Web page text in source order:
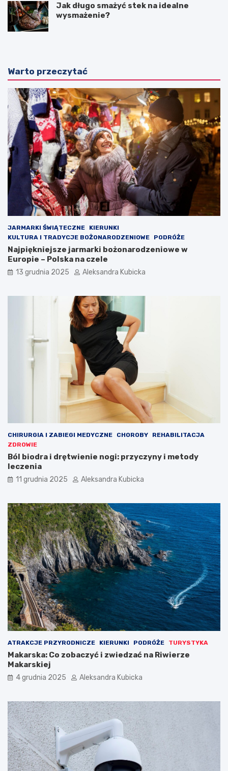
Jak długo smażyć stek na idealne
wysmażenie?
Warto przeczytać
JARMARKI ŚWIĄTECZNE
KIERUNKI
KULTURA I TRADYCJE BOŻONARODZENIOWE
PODRÓŻE
Najpiękniejsze jarmarki bożonarodzeniowe w
Europie – Polska na czele
13 grudnia 2025 Aleksandra Kubicka
CHIRURGIA I ZABIEGI MEDYCZNE CHOROBY
REHABILITACJA
ZDROWIE
Ból biodra i drętwienie nogi: przyczyny i metody
leczenia
11 grudnia 2025 Aleksandra Kubicka
ATRAKCJE PRZYRODNICZE KIERUNKI PODRÓŻE TURYSTYKA
Makarska: Co zobaczyć i zwiedzać na Riwierze
Makarskiej
4 grudnia 2025 Aleksandra Kubicka